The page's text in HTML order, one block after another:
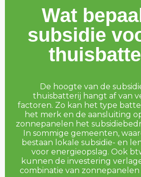
Wat
subsidie
De hoogte van de
thuisbatterij hangt af van
factoren. Zo kan het type
het merk en de aansluiting
zonnepanelen het
In sommige gemeenten,
bestaan lokale subsidie- en
voor energieopslag. Ook
kunnen de investering
combinatie van